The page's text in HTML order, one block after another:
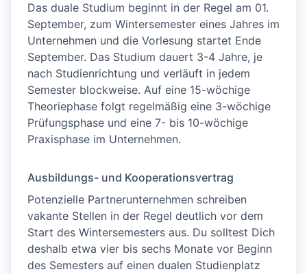
Das duale Studium beginnt in der Regel am 01.
September, zum Wintersemester eines Jahres im
Unternehmen und die Vorlesung startet Ende
September. Das Studium dauert 3-4 Jahre, je
nach Studienrichtung und verläuft in jedem
Semester blockweise. Auf eine 15-wöchige
Theoriephase folgt regelmäßig eine 3-wöchige
Prüfungsphase und eine 7- bis 10-wöchige
Praxisphase im Unternehmen.
Ausbildungs- und Kooperationsvertrag
Potenzielle Partnerunternehmen schreiben
vakante Stellen in der Regel deutlich vor dem
Start des Wintersemesters aus. Du solltest Dich
deshalb etwa vier bis sechs Monate vor Beginn
des Semesters auf einen dualen Studienplatz